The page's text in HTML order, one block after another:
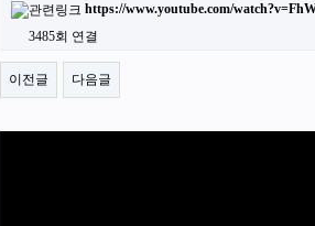
https://www.youtube.com/
3485회 연결
이전글 다음글